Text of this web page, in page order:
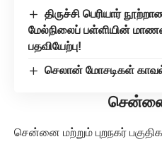
திருச்சி பெரியார்
மேல்நிலைப் பள்ளியின்
பதவியேற்பு!
செலான் மோசடிகள்
சென்னை மற்றும் புறநகர்